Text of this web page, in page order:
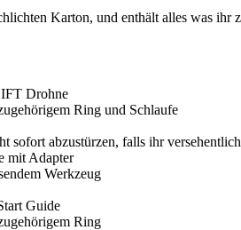
Karton, und enthält alles was ihr
Drohne
Ring und Schlaufe
sofort abzustürzen, falls ihr
mit Adapter
Werkzeug
Guide
Ring